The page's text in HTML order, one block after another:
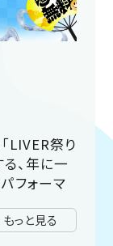
LIVER祭り
、年に一
フォーマ
っと見る